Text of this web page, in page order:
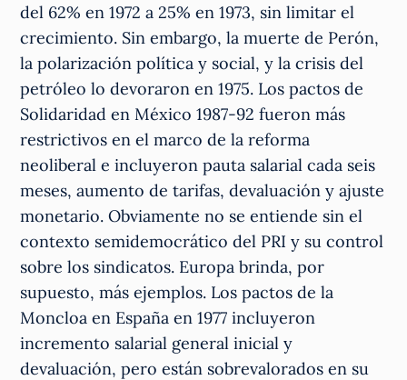
del 62% en 1972 a 25% en 1973, sin limitar el
crecimiento. Sin embargo, la muerte de Perón,
la polarización política y social, y la crisis del
petróleo lo devoraron en 1975. Los pactos de
Solidaridad en México 1987-92 fueron más
restrictivos en el marco de la reforma
neoliberal e incluyeron pauta salarial cada seis
meses, aumento de tarifas, devaluación y ajuste
monetario. Obviamente no se entiende sin el
contexto semidemocrático del PRI y su control
sobre los sindicatos. Europa brinda, por
supuesto, más ejemplos. Los pactos de la
Moncloa en España en 1977 incluyeron
incremento salarial general inicial y
devaluación, pero están sobrevalorados en su